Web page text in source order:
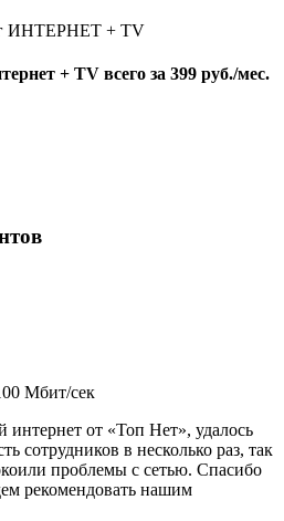
+ TV всего за 399 руб./мес.
Мбит/сек
от «Топ Нет», удалось
сотрудников в несколько раз, так
проблемы с сетью. Спасибо
рекомендовать нашим